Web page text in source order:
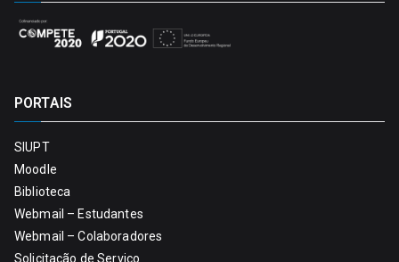
PORTAIS
SIUPT
Moodle
Biblioteca
Webmail – Estudantes
Webmail – Colaboradores
Solicitação de Serviço